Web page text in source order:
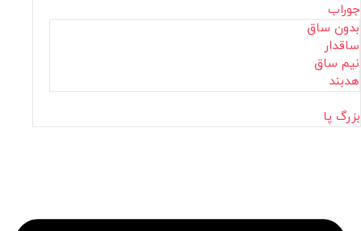
جوراب
بدون ساق
ساقدار
نیم ساق
هدبند
بزرگ پا